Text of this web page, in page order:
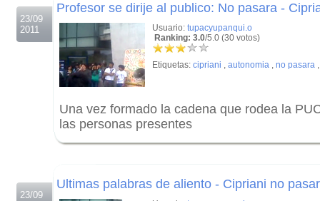
23/09
2011
Profesor se dirije al publico: No pasara -
Usuario: tupacyupanqui.o
Ranking: 3.0/5.0 (30 votos)
Etiquetas: cipriani , autonomia , no pasara
Una vez formado la cadena que rodea la
las personas presentes
23/09
Ultimas palabras de aliento - Cipriani no